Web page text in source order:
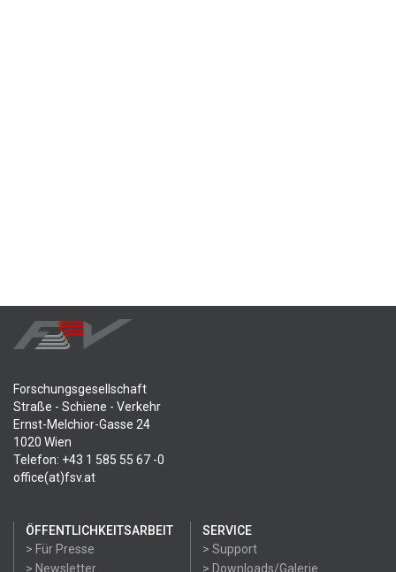
Forschungsgesellschaft
Straße - Schiene - Verkehr
Ernst-Melchior-Gasse 24
1020 Wien
Telefon: +43 1 585 55 67 -0
office(at)fsv.at
ÖFFENTLICHKEITSARBEIT
> Für Presse
> Newsletter
SERVICE
> Support
> Downloads/Galerie